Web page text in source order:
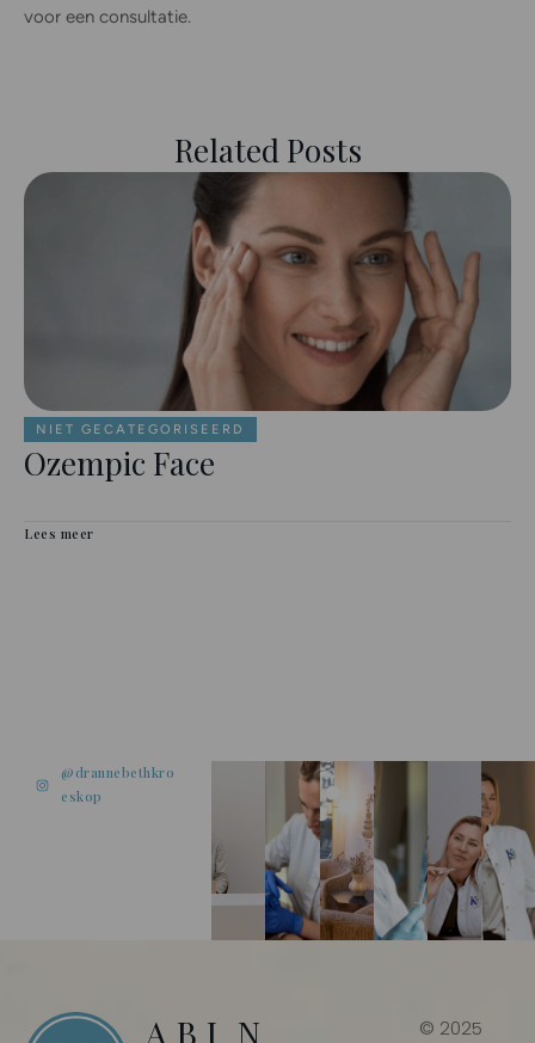
voor een consultatie.
Related Posts
NIET GECATEGORISEERD
Ozempic Face
Lees meer
@drannebethkro
eskop
A B I N
© 2025